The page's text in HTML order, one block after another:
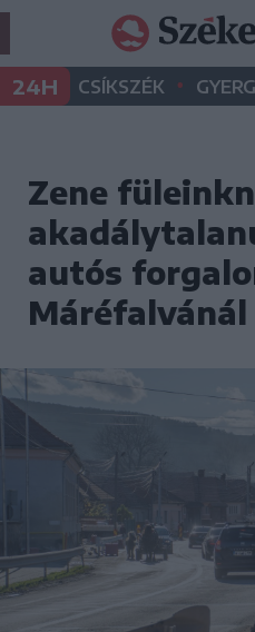
24H CSÍKSZÉK •
Zene
autós
Máréfalvánál